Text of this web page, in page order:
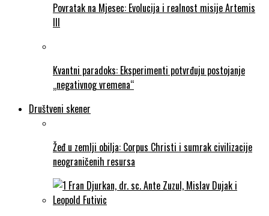
Povratak na Mjesec: Evolucija i realnost misije Artemis
III
Kvantni paradoks: Eksperimenti potvrđuju postojanje
„negativnog vremena“
Društveni skener
Žeđ u zemlji obilja: Corpus Christi i sumrak civilizacije
neograničenih resursa